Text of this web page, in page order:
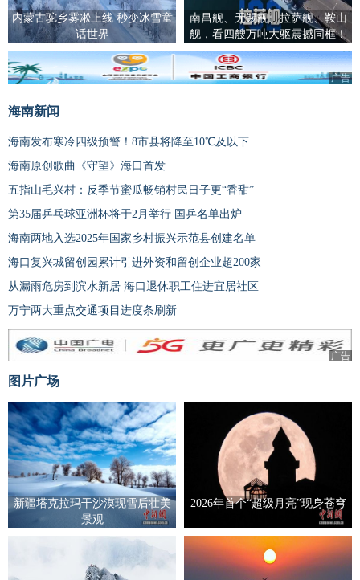
内蒙古驼乡雾凇上线 秒变冰雪童
话世界
南昌舰、无锡舰、拉萨舰、鞍山
舰，看四艘万吨大驱震撼同框！
广告
海南新闻
海南发布寒冷四级预警！8市县将降至10℃及以下
海南原创歌曲《守望》海口首发
五指山毛兴村：反季节蜜瓜畅销村民日子更“香甜”
第35届乒乓球亚洲杯将于2月举行 国乒名单出炉
海南两地入选2025年国家乡村振兴示范县创建名单
海口复兴城留创园累计引进外资和留创企业超200家
从漏雨危房到滨水新居 海口退休职工住进宜居社区
万宁两大重点交通项目进度条刷新
广告
图片广场
新疆塔克拉玛干沙漠现雪后壮美
景观
2026年首个“超级月亮”现身苍穹